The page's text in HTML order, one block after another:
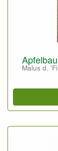
Malus d.